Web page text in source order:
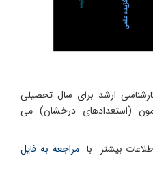
ارشد برای سال تحصیلی
آزمون (استعدادهای درخشان) می
بیشتر بامراجعه به فایل